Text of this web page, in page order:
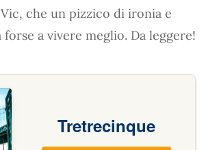
che un pizzico di ironia e
a vivere meglio. Da leggere!
Tretrecinque